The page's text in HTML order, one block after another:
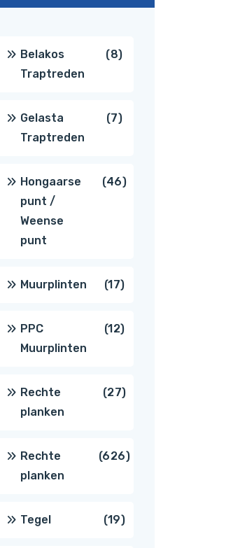
Belakos
Traptreden
88
Gelasta
Traptreden
77
Hongaarse
punt /
Weense
punt
4646
Muurplinten 1717
producten
PPC
Muurplinten
1212
Rechte
planken
2727
Rechte
planken
626626
Tegel 1919